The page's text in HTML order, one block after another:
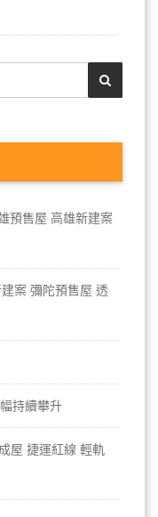
預售屋 高雄新建案
案 彌陀預售屋 透
持續攀升
屋 捷運紅線 輕軌